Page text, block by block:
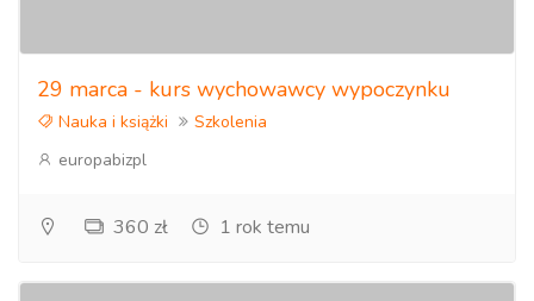
29 marca - kurs wychowawcy wypoczynku
Nauka i książki
Szkolenia
europabizpl
360 zł 1 rok temu